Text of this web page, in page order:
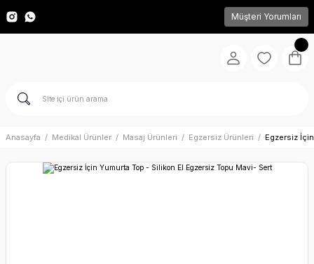
Müşteri Yorumları
Anasayfa Medikal Ürünler Masaj Ürünleri Egzersiz Ürünleri Egzersiz